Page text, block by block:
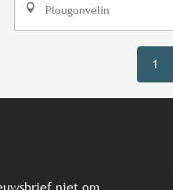
Plougonvelin
1